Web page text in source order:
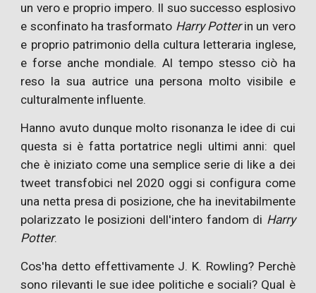
un vero e proprio impero. Il suo successo esplosivo
e sconfinato ha trasformato Harry Potterin un vero
e proprio patrimonio della cultura letteraria inglese,
e forse anche mondiale. Al tempo stesso ciò ha
reso la sua autrice una persona molto visibile e
culturalmente influente.
Hanno avuto dunque molto risonanza le idee di cui
questa si è fatta portatrice negli ultimi anni: quel
che è iniziato come una semplice serie di like a dei
tweet transfobici nel 2020 oggi si configura come
una netta presa di posizione, che ha inevitabilmente
polarizzato le posizioni dell'intero fandom di Harry
Potter.
Cos'ha detto effettivamente J. K. Rowling? Perchè
sono rilevanti le sue idee politiche e sociali? Qual è